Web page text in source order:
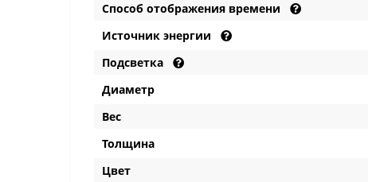
Способ отображения времени
Источник энергии
Подсветка
Диаметр
Вес
Толщина
Цвет